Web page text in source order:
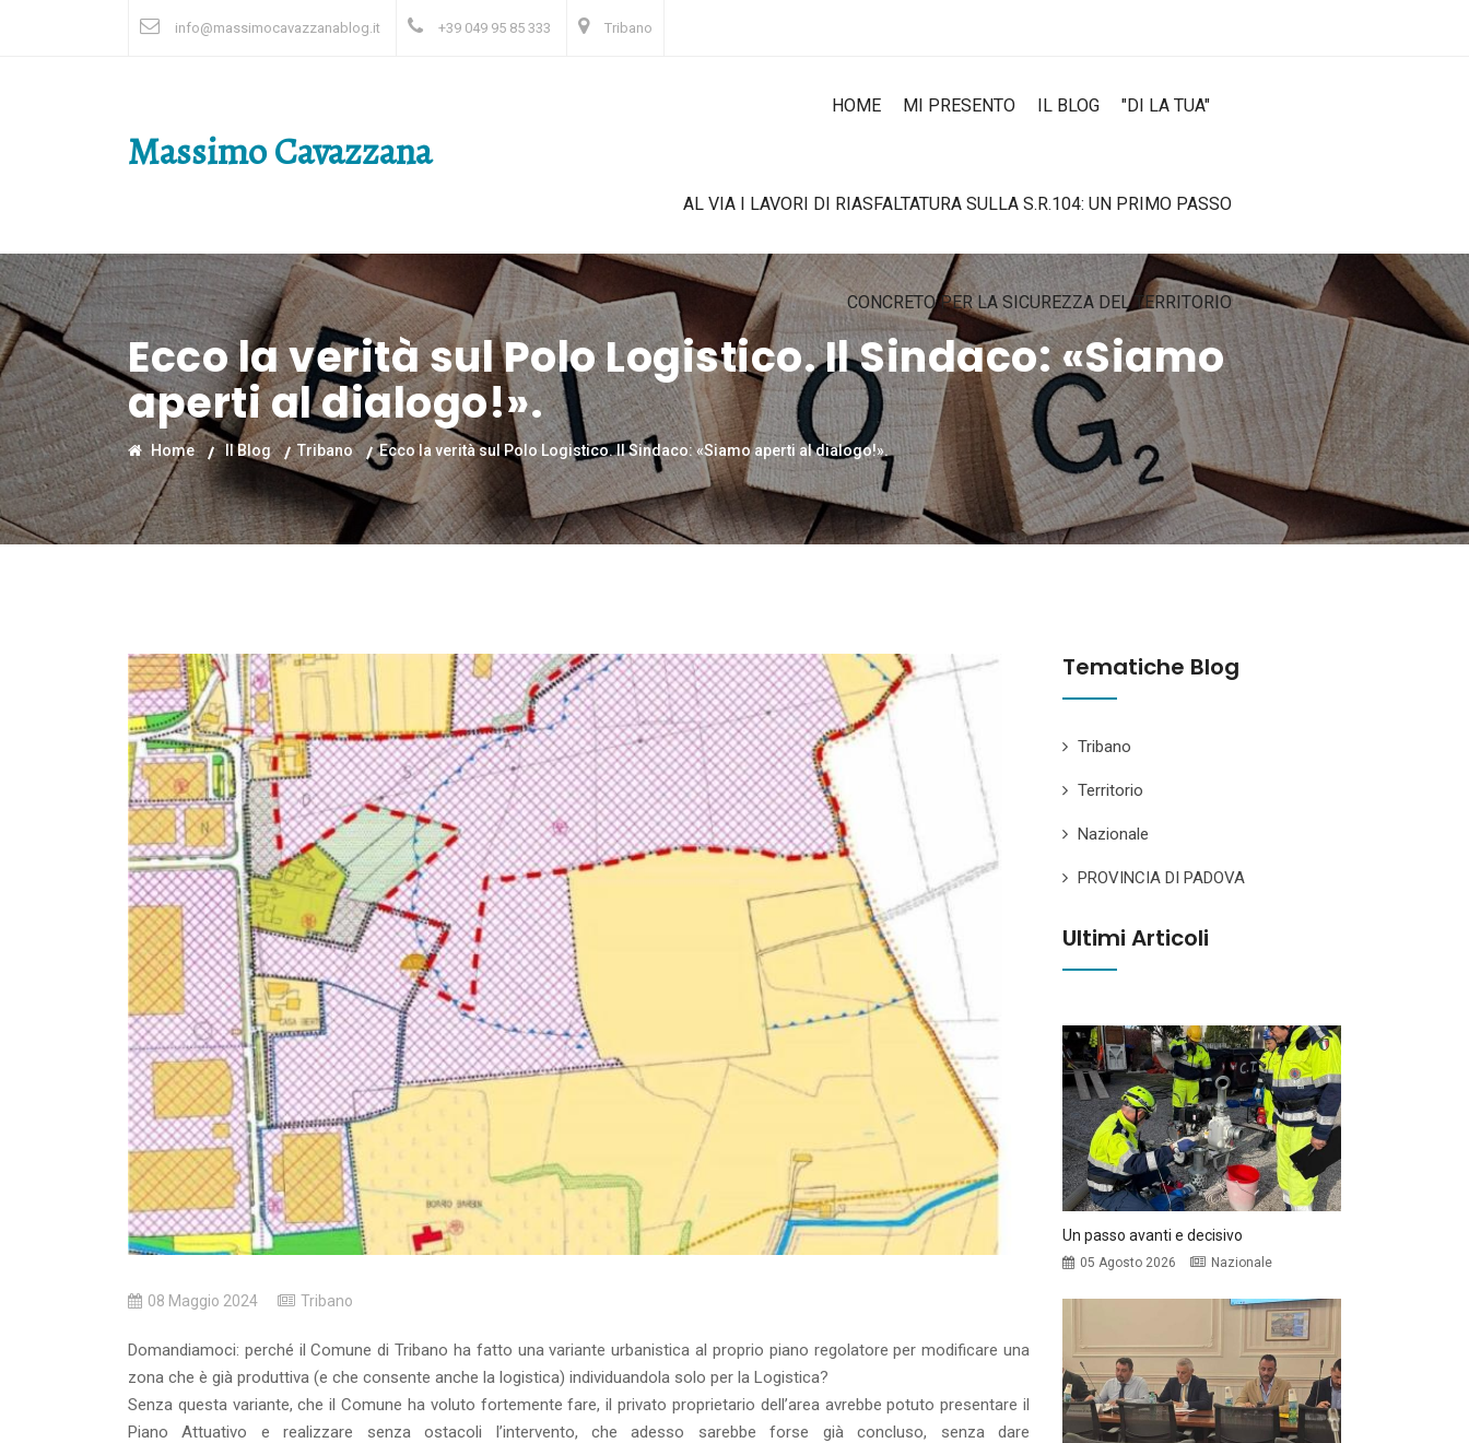
info@massimocavazzanablog.it +39 049 95 85 333 Tribano
Massimo Cavazzana
HOME MI PRESENTO IL BLOG "DI LA TUA"
AL VIA I LAVORI DI RIASFALTATURA SULLA S.R.104: UN PRIMO PASSO
CONCRETO PER LA SICUREZZA DEL TERRITORIO
Ecco la verità sul Polo Logistico. Il Sindaco: «Siamo
aperti al dialogo!».
Home Il Blog Tribano Ecco la verità sul Polo Logistico. Il Sindaco: «Siamo aperti al dialogo!».
08 Maggio 2024 Tribano
Domandiamoci: perché il Comune di Tribano ha fatto una variante urbanistica al proprio piano regolatore per modificare una
zona che è già produttiva (e che consente anche la logistica) individuandola solo per la Logistica?
Senza questa variante, che il Comune ha voluto fortemente fare, il privato proprietario dell’area avrebbe potuto presentare il
Piano Attuativo e realizzare senza ostacoli l’intervento, che adesso sarebbe forse già concluso, senza dare
Tematiche Blog
Tribano
Territorio
Nazionale
PROVINCIA DI PADOVA
Ultimi Articoli
Un passo avanti e decisivo
05 Agosto 2026 Nazionale